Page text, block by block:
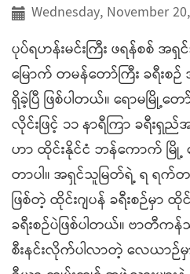
Wednesday, November
ပုပ်ရဟန်းမင်းကြီး ဖရန်စစ် အ
မြောက် တမန်တော်ကြီး ခရီးစ
ရှိခဲ့ပြီ ဖြစ်ပါတယ်။ ရောမမြို့တ
လိုင်းဖြင့် ၁၁ နာရီကြာ ခရီးရှ
ဟာ ထိုင်းနိုင်ငံ ဘန်ကောက်
တာပါ။ အရှင်သူမြတ်ရဲ့ ရ ရက်
ဖြစ်တဲ့ ထိုင်းဂျပန် ခရီးစဉ်မှာ
ခရီးစဉ်ပဲဖြစ်ပါတယ်။ ဗာတီ
စီးနင်းလိုက်ပါလာတဲ့ လေယာဉ်မှာ